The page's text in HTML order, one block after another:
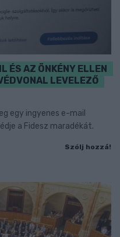
ÉS AZ ÖNKÉNY ELLEN
LEVELEZŐ
egy ingyenes e-mail
a Fidesz maradékát.
Szólj hozzá!